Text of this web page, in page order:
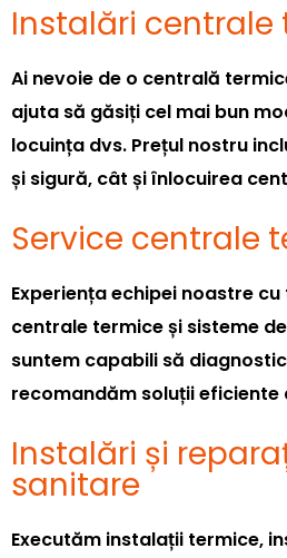
Instalări centrale
Ai nevoie de o centrală
ajuta să găsiți cel mai bun
locuința dvs. Prețul nostru
și sigură, cât și înlocuirea
Service centrale
Experiența echipei noastre
centrale termice și sisteme
suntem capabili să
recomandăm soluții
Instalări și
sanitare
Executăm instalații termice,